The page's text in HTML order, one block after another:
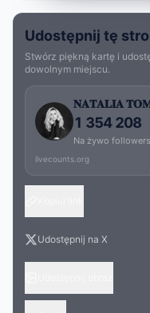
Udostępnij tę
Stwórz piękną kartę i
dowolnym miejscu.
𝐍𝐀𝐓𝐀𝐋𝐈𝐀
1 354 208
Na żywo followers
livecounts.org
Udostępnij na X